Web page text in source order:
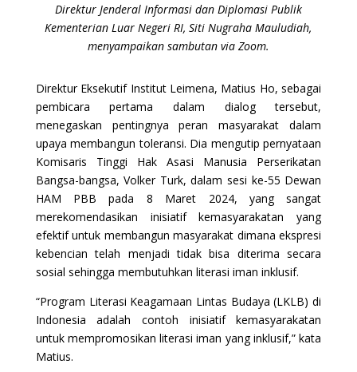
Direktur Jenderal Informasi dan Diplomasi Publik
Kementerian Luar Negeri RI, Siti Nugraha Mauludiah,
menyampaikan sambutan via Zoom.
Direktur Eksekutif Institut Leimena, Matius Ho, sebagai
pembicara pertama dalam dialog tersebut,
menegaskan pentingnya peran masyarakat dalam
upaya membangun toleransi. Dia mengutip pernyataan
Komisaris Tinggi Hak Asasi Manusia Perserikatan
Bangsa-bangsa, Volker Turk, dalam sesi ke-55 Dewan
HAM PBB pada 8 Maret 2024, yang sangat
merekomendasikan inisiatif kemasyarakatan yang
efektif untuk membangun masyarakat dimana ekspresi
kebencian telah menjadi tidak bisa diterima secara
sosial sehingga membutuhkan literasi iman inklusif.
“Program Literasi Keagamaan Lintas Budaya (LKLB) di
Indonesia adalah contoh inisiatif kemasyarakatan
untuk mempromosikan literasi iman yang inklusif,” kata
Matius.